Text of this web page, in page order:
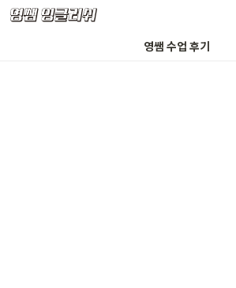
영쌤 수업 후기